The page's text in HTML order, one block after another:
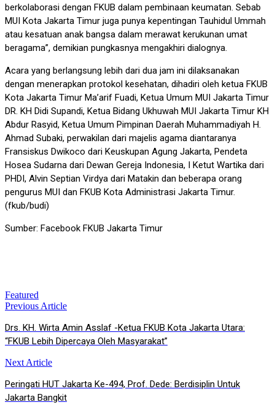
berkolaborasi dengan FKUB dalam pembinaan keumatan. Sebab
MUI Kota Jakarta Timur juga punya kepentingan Tauhidul Ummah
atau kesatuan anak bangsa dalam merawat kerukunan umat
beragama”, demikian pungkasnya mengakhiri dialognya.
Acara yang berlangsung lebih dari dua jam ini dilaksanakan
dengan menerapkan protokol kesehatan, dihadiri oleh ketua FKUB
Kota Jakarta Timur Ma’arif Fuadi, Ketua Umum MUI Jakarta Timur
DR. KH Didi Supandi, Ketua Bidang Ukhuwah MUI Jakarta Timur KH
Abdur Rasyid, Ketua Umum Pimpinan Daerah Muhammadiyah H.
Ahmad Subaki, perwakilan dari majelis agama diantaranya
Fransiskus Dwikoco dari Keuskupan Agung Jakarta, Pendeta
Hosea Sudarna dari Dewan Gereja Indonesia, I Ketut Wartika dari
PHDI, Alvin Septian Virdya dari Matakin dan beberapa orang
pengurus MUI dan FKUB Kota Administrasi Jakarta Timur.
(fkub/budi)
Sumber: Facebook FKUB Jakarta Timur
Featured
Post
navigation
Previous Article
Drs. KH. Wirta Amin Asslaf -Ketua FKUB Kota Jakarta Utara:
“FKUB Lebih Dipercaya Oleh Masyarakat”
Next Article
Peringati HUT Jakarta Ke-494, Prof. Dede: Berdisiplin Untuk
Jakarta Bangkit